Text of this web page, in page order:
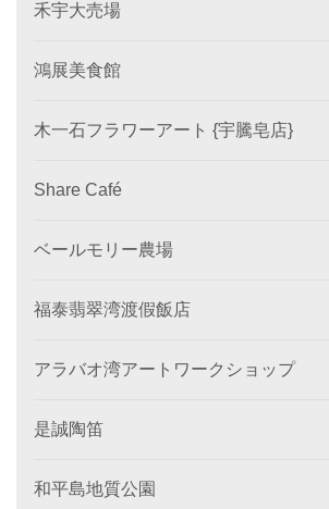
禾宇大売場
鴻展美食館
木一石フラワーアート {宇騰皂店}
Share Café
ベールモリー農場
福泰翡翠湾渡假飯店
アラバオ湾アートワークショップ
是誠陶笛
和平島地質公園